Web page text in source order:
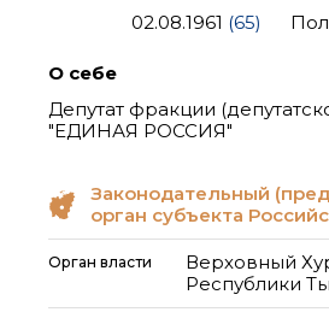
02.08.1961 (65) Пол
О себе
Депутат фракции
"ЕДИНАЯ РОССИЯ"
Законодательный
орган субъекта
Орган власти
Верховный
Республики